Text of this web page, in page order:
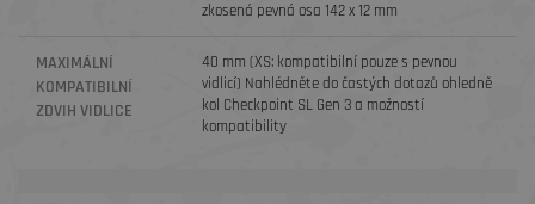
zkosená pevná osa 142 x 12 mm
MAXIMÁLNÍ
KOMPATIBILNÍ
ZDVIH VIDLICE
40 mm (XS: kompatibilní pouze s pevnou
vidlicí) Nahlédněte do častých dotazů ohledně
kol Checkpoint SL Gen 3 a možností
kompatibility